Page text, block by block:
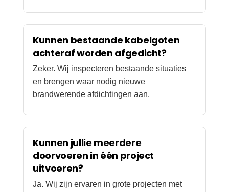
Kunnen bestaande kabelgoten
achteraf worden afgedicht?
Zeker. Wij inspecteren bestaande situaties
en brengen waar nodig nieuwe
brandwerende afdichtingen aan.
Kunnen jullie meerdere
doorvoeren in één project
uitvoeren?
Ja. Wij zijn ervaren in grote projecten met